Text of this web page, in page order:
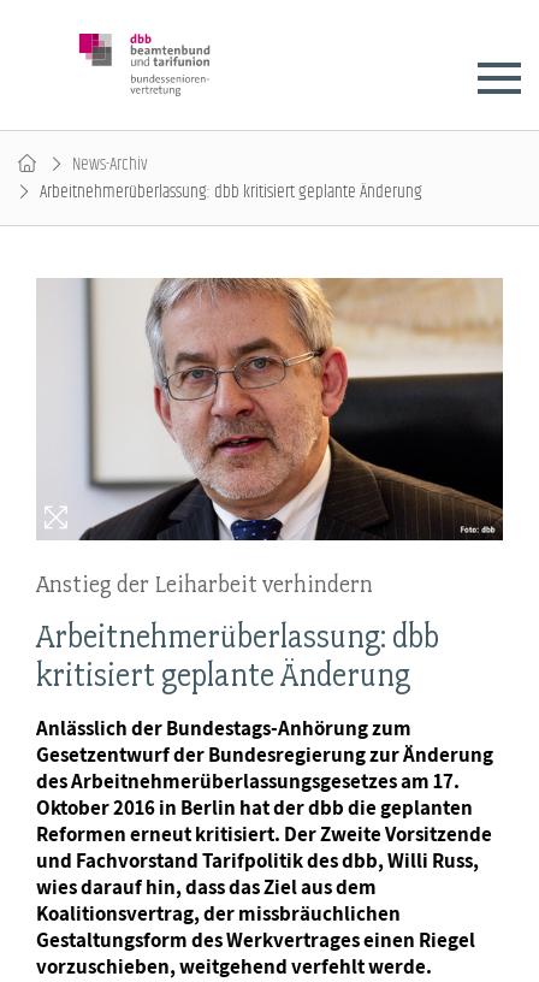
News-Archiv
Arbeitnehmerüberlassung: dbb kritisiert geplante Änderung
Anstieg der Leiharbeit verhindern
Arbeitnehmerüberlassung: dbb
kritisiert geplante Änderung
Anlässlich der Bundestags-Anhörung zum
Gesetzentwurf der Bundesregierung zur Änderung
des Arbeitnehmerüberlassungsgesetzes am 17.
Oktober 2016 in Berlin hat der dbb die geplanten
Reformen erneut kritisiert. Der Zweite Vorsitzende
und Fachvorstand Tarifpolitik des dbb, Willi Russ,
wies darauf hin, dass das Ziel aus dem
Koalitionsvertrag, der missbräuchlichen
Gestaltungsform des Werkvertrages einen Riegel
vorzuschieben, weitgehend verfehlt werde.